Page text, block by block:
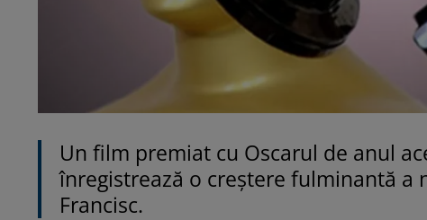
Un film premiat cu Oscarul de anul
înregistrează o creștere fulminantă a
Francisc.